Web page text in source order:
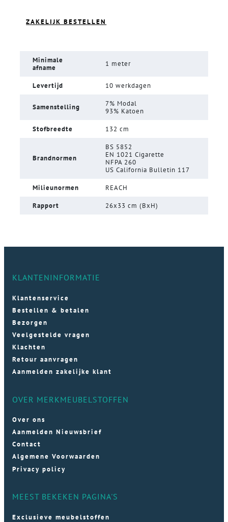
ZAKELIJK BESTELLEN
Minimale
afname
1 meter
Levertijd 10 werkdagen
Samenstelling
7% Modal
93% Katoen
Stofbreedte 132 cm
Brandnormen
BS 5852
EN 1021 Cigarette
NFPA 260
US California Bulletin 117
Milieunormen REACH
Rapport 26x33 cm (BxH)
KLANTENINFORMATIE
Klantenservice
Bestellen & betalen
Bezorgen
Veelgestelde vragen
Klachten
Retour aanvragen
Aanmelden zakelijke klant
OVER MERKMEUBELSTOFFEN
Over ons
Aanmelden Nieuwsbrief
Contact
Algemene Voorwaarden
Privacy policy
MEEST BEKEKEN PAGINA'S
Exclusieve meubelstoffen